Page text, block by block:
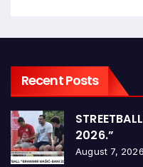
Recent Posts
2026.”
August 7, 2026